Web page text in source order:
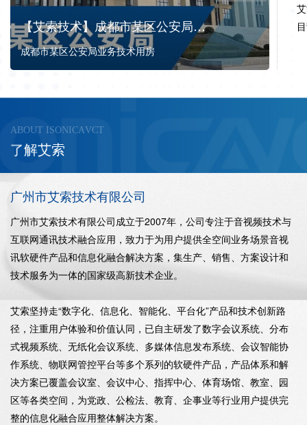
【艾索技术】成都市某区公安局业
务技术用房
成都市某区公安局业务技术用房
ABOUT ISONICAVCT
了解艾索
广州市艾索技术有限公司
广州市艾索技术有限公司成立于2007年，公司专注于音视频技术与
互联网通讯技术融合应用，致力于为用户提供全空间业务场景音视
讯软硬件产品和信息化融合解决方案，集生产、销售、方案设计和
技术服务为一体的国家级高新技术企业。
艾索坚持走“数字化、信息化、智能化、平台化”产品和技术创新路
径，注重用户体验和价值认同，已自主研发了数字会议系统、分布
式视频系统、无纸化会议系统、多媒体信息发布系统、会议智能协
作系统、物联网管控平台等多个系列的软硬件产品，产品体系和解
决方案已覆盖会议室、会议中心、指挥中心、体育场馆、教室、园
区等各类空间，为党政、公检法、教育、企事业等行业用户提供完
整的信息化融合应用整体解决方案。